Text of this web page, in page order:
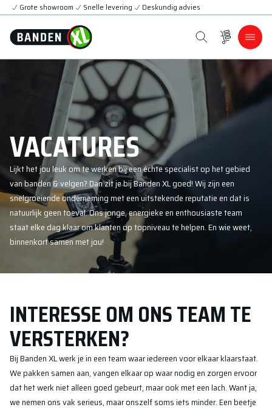
Grote showroom Snelle levering Deskundig advies
VACATURES
Lijkt het jou leuk om te werken bij een échte specialist op het gebied
van banden & velgen? Dan zit je bij Banden XL goed! Wij zijn een
snelgroeiende onderneming met een uitstekende reputatie en dat is
natuurlijk geen toeval. Ons jonge, energieke en enthousiaste team
staat elke dag klaar om klanten op topniveau te helpen. En wie weet,
binnenkort samen met jou!
INTERESSE OM ONS TEAM TE
VERSTERKEN?
Bij Banden XL werk je in een team waar iedereen voor elkaar klaarstaat.
We pakken samen aan, vangen elkaar op waar nodig en zorgen ervoor
dat het werk niet alleen goed gebeurt, maar ook met een lach. Want ja,
we nemen ons vak serieus, maar onszelf soms iets minder. Een beetje